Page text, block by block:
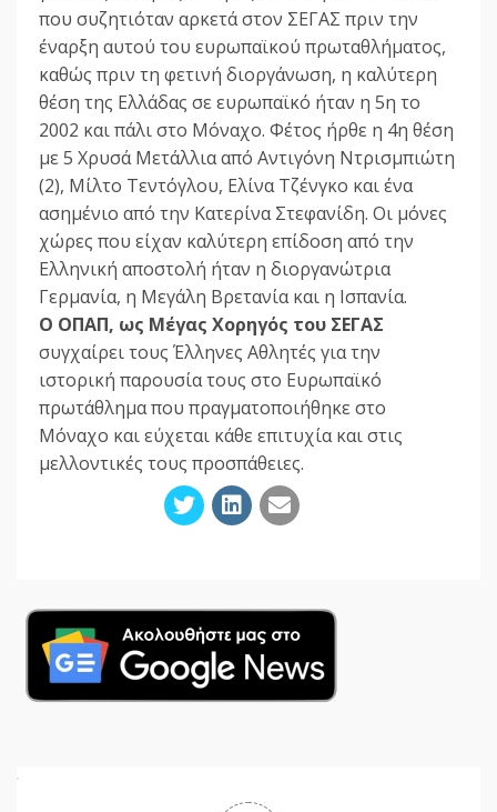
που συζητιόταν αρκετά στον ΣΕΓΑΣ πριν την
έναρξη αυτού του ευρωπαϊκού πρωταθλήματος,
καθώς πριν τη φετινή διοργάνωση, η καλύτερη
θέση της Ελλάδας σε ευρωπαϊκό ήταν η 5η το
2002 και πάλι στο Μόναχο. Φέτος ήρθε η 4η θέση
με 5 Χρυσά Μετάλλια από Αντιγόνη Ντρισμπιώτη
(2), Μίλτο Τεντόγλου, Ελίνα Τζένγκο και ένα
ασημένιο από την Κατερίνα Στεφανίδη. Οι μόνες
χώρες που είχαν καλύτερη επίδοση από την
Ελληνική αποστολή ήταν η διοργανώτρια
Γερμανία, η Μεγάλη Βρετανία και η Ισπανία.
Ο ΟΠΑΠ, ως Mέγας Χορηγός του ΣΕΓΑΣ
συγχαίρει τους Έλληνες Αθλητές για την
ιστορική παρουσία τους στο Ευρωπαϊκό
πρωτάθλημα που πραγματοποιήθηκε στο
Μόναχο και εύχεται κάθε επιτυχία και στις
μελλοντικές τους προσπάθειες.